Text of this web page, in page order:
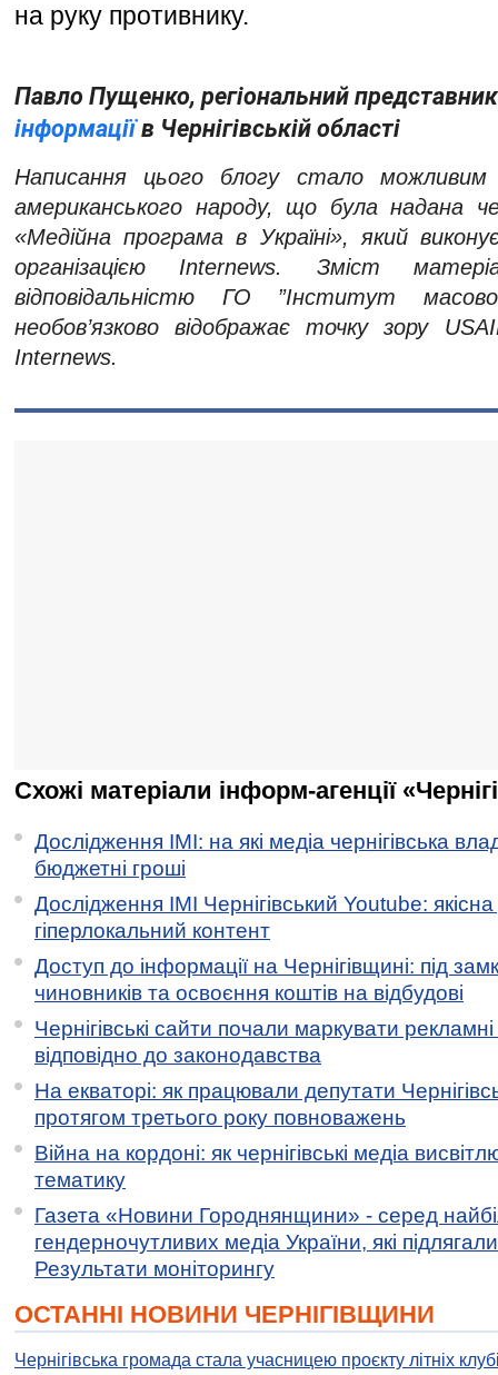
на руку противнику.
Павло Пущенко, регіональний представник
інформації в Чернігівській області
Написання цього блогу стало можливим
американського народу, що була надана
«Медійна програма в Україні», який
організацією Internews. Зміст
відповідальністю ГО ”Інститут
необов’язково відображає точку зору
Internews.
Схожі матеріали інформ-агенції
Дослідження ІМІ: на які медіа чернігівська
бюджетні гроші
Дослідження ІМІ Чернігівський Youtube:
гіперлокальний контент
Доступ до інформації на Чернігівщині: під
чиновників та освоєння коштів на відбудові
Чернігівські сайти почали маркувати
відповідно до законодавства
На екваторі: як працювали депутати
протягом третього року повноважень
Війна на кордоні: як чернігівські медіа
тематику
Газета «Новини Городнянщини» - серед
гендерночутливих медіа України, які
Результати моніторингу
ОСТАННІ НОВИНИ ЧЕРНІГІВЩИНИ
Чернігівська громада стала учасницею проєкту літніх